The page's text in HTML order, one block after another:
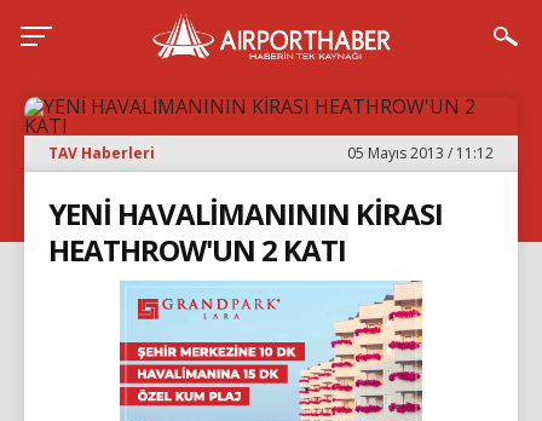
TAV Haberleri 05 Mayıs 2013 / 11:12
YENİ HAVALİMANININ KİRASI
HEATHROW'UN 2 KATI